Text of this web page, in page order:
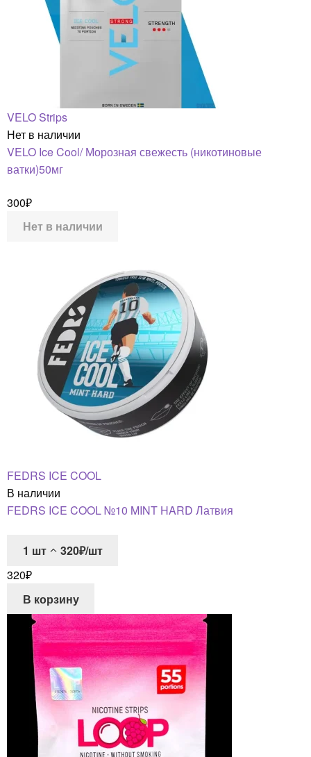
VELO Strips
Нет в наличии
VELO Ice Cool/ Морозная свежесть (никотиновые
ватки)50мг
300₽
Нет в наличии
FEDRS ICE COOL
В наличии
FEDRS ICE COOL №10 MINT HARD Латвия
1 шт
320₽/шт
320₽
В корзину